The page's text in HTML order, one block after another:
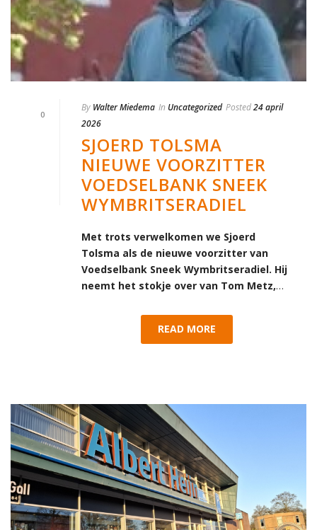
0
By Walter Miedema In Uncategorized Posted24 april
2026
SJOERD TOLSMA
NIEUWE VOORZITTER
VOEDSELBANK SNEEK
WYMBRITSERADIEL
Met trots verwelkomen we Sjoerd
Tolsma als de nieuwe voorzitter van
Voedselbank Sneek Wymbritseradiel. Hij
neemt het stokje over van Tom Metz,…
READ MORE